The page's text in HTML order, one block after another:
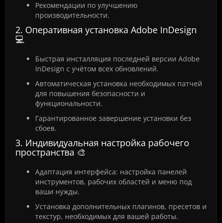
Рекомендации по улучшению
производительности.
2. Оперативная установка Adobe InDesign
💻
Быстрая инсталляция последней версии Adobe
InDesign с учётом всех обновлений.
Автоматическая установка необходимых патчей
для повышения безопасности и
функциональности.
Гарантированное завершение установки без
сбоев.
3. Индивидуальная настройка рабочего
пространства 🎨
Адаптация интерфейса: настройка панелей
инструментов, рабочих областей и меню под
ваши нужды.
Установка дополнительных плагинов, пресетов и
текстур, необходимых для вашей работы.